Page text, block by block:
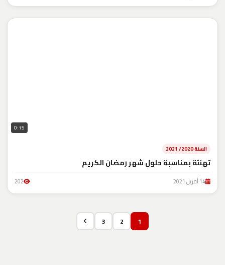
0:15
السنة 2020/ 2021
تهنئة بمناسبة حلول شهر رمضان الكريم
14 أفريل 2021 202
1
2
3